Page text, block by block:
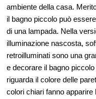
ambiente della casa.
il bagno piccolo può
di una lampada. Nella
illuminazione nascosta,
retroilluminati sono una
e decorare il bagno
riguarda il colore delle
colori chiari fanno